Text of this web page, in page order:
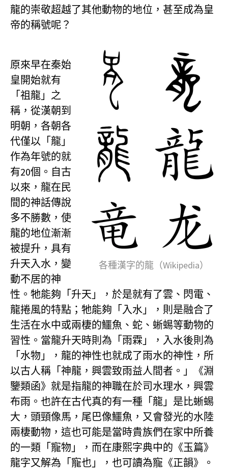
龍的崇敬超越了其他動物的地位，甚至成為皇
帝的稱號呢？
各種漢字的龍（Wikipedia）
原來早在秦始
皇開始就有
「祖龍」之
稱，從漢朝到
明朝，各朝各
代僅以「龍」
作為年號的就
有20個。自古
以來，龍在民
間的神話傳說
多不勝數，使
龍的地位漸漸
被提升，具有
升天入水，變
動不居的神
性。牠能夠「升天」，於是就有了雲、閃電、
龍捲風的特點；牠能夠「入水」，則是融合了
生活在水中或兩棲的鱷魚、蛇、蜥蜴等動物的
習性。當龍升天時則為「雨霖」，入水後則為
「水物」，龍的神性也就成了雨水的神性，所
以古人稱「神龍，興雲致雨益人間者。」《淵
鑒類函》就是指龍的神職在於司水理水，興雲
布雨。也許在古代真的有一種「龍」是比蜥蜴
大，頭頸像馬，尾巴像鱷魚，又會發光的水陸
兩棲動物，這也可能是當時貴族們在家中所養
的一類「寵物」，而在康熙字典中的《玉篇》
龍字又解為「寵也」，也可讀為寵《正韻》。